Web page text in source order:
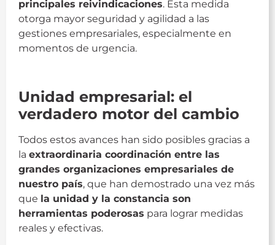
principales reivindicaciones. Esta medida
otorga mayor seguridad y agilidad a las
gestiones empresariales, especialmente en
momentos de urgencia.
Unidad empresarial: el
verdadero motor del cambio
Todos estos avances han sido posibles gracias a
la extraordinaria coordinación entre las
grandes organizaciones empresariales de
nuestro país, que han demostrado una vez más
que la unidad y la constancia son
herramientas poderosas para lograr medidas
reales y efectivas.